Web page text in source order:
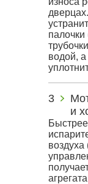
палочки
водой,
и
воздуха